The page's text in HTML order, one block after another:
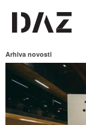
Arhiva novosti